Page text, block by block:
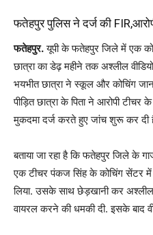
फतेहपुर पुलिस ने दर्ज की
फतेहपुर.यूपी के फतेहपुर जिले में एक
छात्रा का डेढ़ महीने तक अश्लील
भयभीत छात्रा ने स्कूल और कोचिंग
पीड़ित छात्रा के पिता ने आरोपी
मुकदमा दर्ज करते हुए जांच शुरू कर दी
बताया जा रहा है कि फतेहपुर जिले के
एक टीचर पंकज सिंह के कोचिंग सेंटर में
लिया. उसके साथ छेड़खानी कर अश्लील
वायरल करने की धमकी दी. इसके बाद